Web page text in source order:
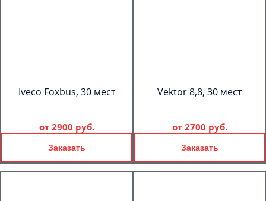
Iveco Foxbus, 30 мест
от 2900 руб.
Заказать
Vektor 8,8, 30 мест
от 2700 руб.
Заказать